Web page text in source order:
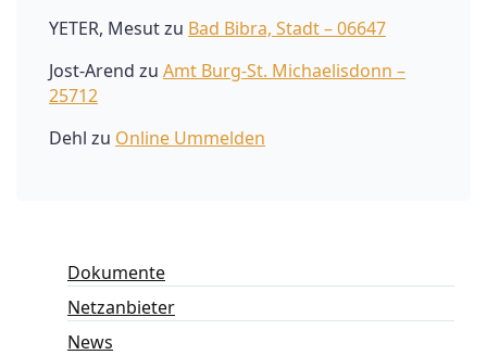
YETER, Mesutzu Bad Bibra, Stadt – 06647
Jost-Arend zu Amt Burg-St. Michaelisdonn –
25712
Dehl zu Online Ummelden
Dokumente
Netzanbieter
News